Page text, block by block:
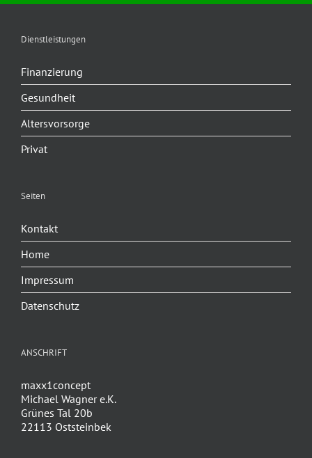
Dienstleistungen
Finanzierung
Gesundheit
Altersvorsorge
Privat
Seiten
Kontakt
Home
Impressum
Datenschutz
ANSCHRIFT
maxx1concept
Michael Wagner e.K.
Grünes Tal 20b
22113 Oststeinbek